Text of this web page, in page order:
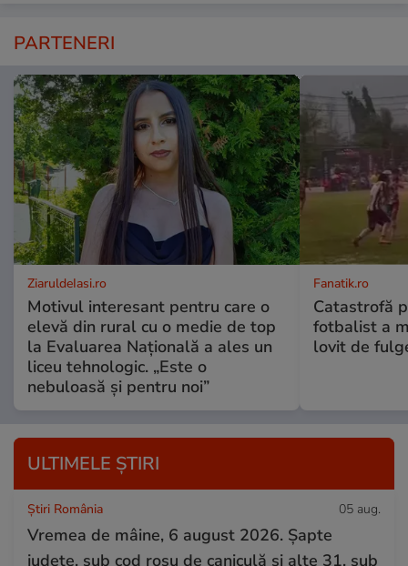
PARTENERI
ZiaruldeIasi.ro
Motivul interesant pentru care o
elevă din rural cu o medie de top
la Evaluarea Națională a ales un
liceu tehnologic. „Este o
nebuloasă și pentru noi”
Fanatik.ro
Catastrofă
fotbalist a
lovit de
ULTIMELE ȘTIRI
Știri România 05 aug.
Vremea de mâine, 6 august 2026. Șapte
județe, sub cod roșu de caniculă și alte 31, sub